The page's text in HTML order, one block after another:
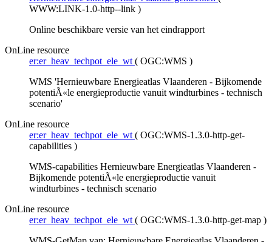
WWW:LINK-1.0-http--link )
Online beschikbare versie van het eindrapport
OnLine resource
er:er_heav_techpot_ele_wt ( OGC:WMS )
WMS 'Hernieuwbare Energieatlas Vlaanderen - Bijkomende
potentiÃ«le energieproductie vanuit windturbines - technisch
scenario'
OnLine resource
er:er_heav_techpot_ele_wt ( OGC:WMS-1.3.0-http-get-
capabilities )
WMS-capabilities Hernieuwbare Energieatlas Vlaanderen -
Bijkomende potentiÃ«le energieproductie vanuit
windturbines - technisch scenario
OnLine resource
er:er_heav_techpot_ele_wt ( OGC:WMS-1.3.0-http-get-map )